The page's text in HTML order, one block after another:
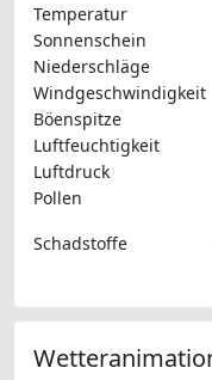
Temperatur
Sonnenschein
Niederschläge
Windgeschwindigkeit
Böenspitze
Luftfeuchtigkeit
Luftdruck
Pollen
Schadstoffe